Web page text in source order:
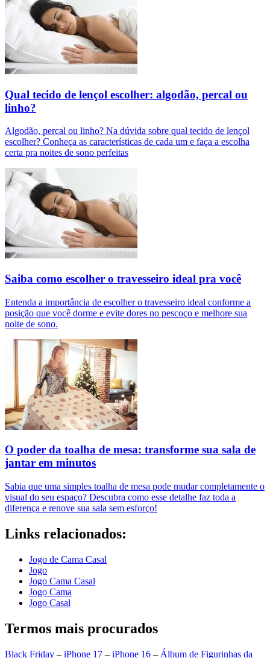
Qual tecido de lençol escolher: algodão, percal ou
linho?
Algodão, percal ou linho? Na dúvida sobre qual tecido de lençol
escolher? Conheça as características de cada um e faça a escolha
certa pra noites de sono perfeitas
Saiba como escolher o travesseiro ideal pra você
Entenda a importância de escolher o travesseiro ideal conforme a
posição que você dorme e evite dores no pescoço e melhore sua
noite de sono.
O poder da toalha de mesa: transforme sua sala de
jantar em minutos
Sabia que uma simples toalha de mesa pode mudar completamente o
visual do seu espaço? Descubra como esse detalhe faz toda a
diferença e renove sua sala sem esforço!
Links relacionados:
Jogo de Cama Casal
Jogo
Jogo Cama Casal
Jogo Cama
Jogo Casal
Termos mais procurados
Black Friday – iPhone 17 – iPhone 16 – Álbum de Figurinhas da